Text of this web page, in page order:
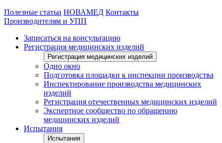
Полезные статьи НОВАМЕД Контакты
Производителям и УПП
Записаться на консультацию
Регистрация медицинских изделий
Регистрация медицинских изделий
Одно окно
Подготовка площадки к инспекции производства
Инспектирование производства медицинских
изделий
Регистрация отечественных медицинских изделий
Экспертное сообщество по обращению
медицинских изделий
Испытания
Испытания